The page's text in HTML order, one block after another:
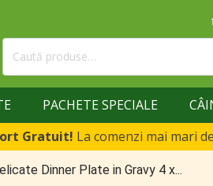
Caută
PACHETE SPECIALE
Gratuit! La comenzi mai mari
Dinner Plate in Gravy 4 x...